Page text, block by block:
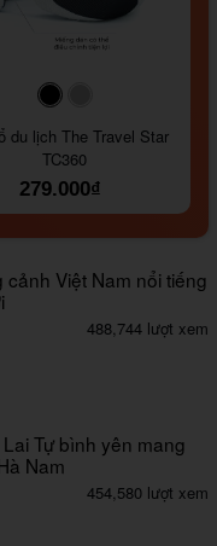
du lịch The Travel Star
TC360
279.000₫
cảnh Việt Nam nổi tiếng
488,744 lượt xem
Tự bình yên mang
Nam
454,580 lượt xem